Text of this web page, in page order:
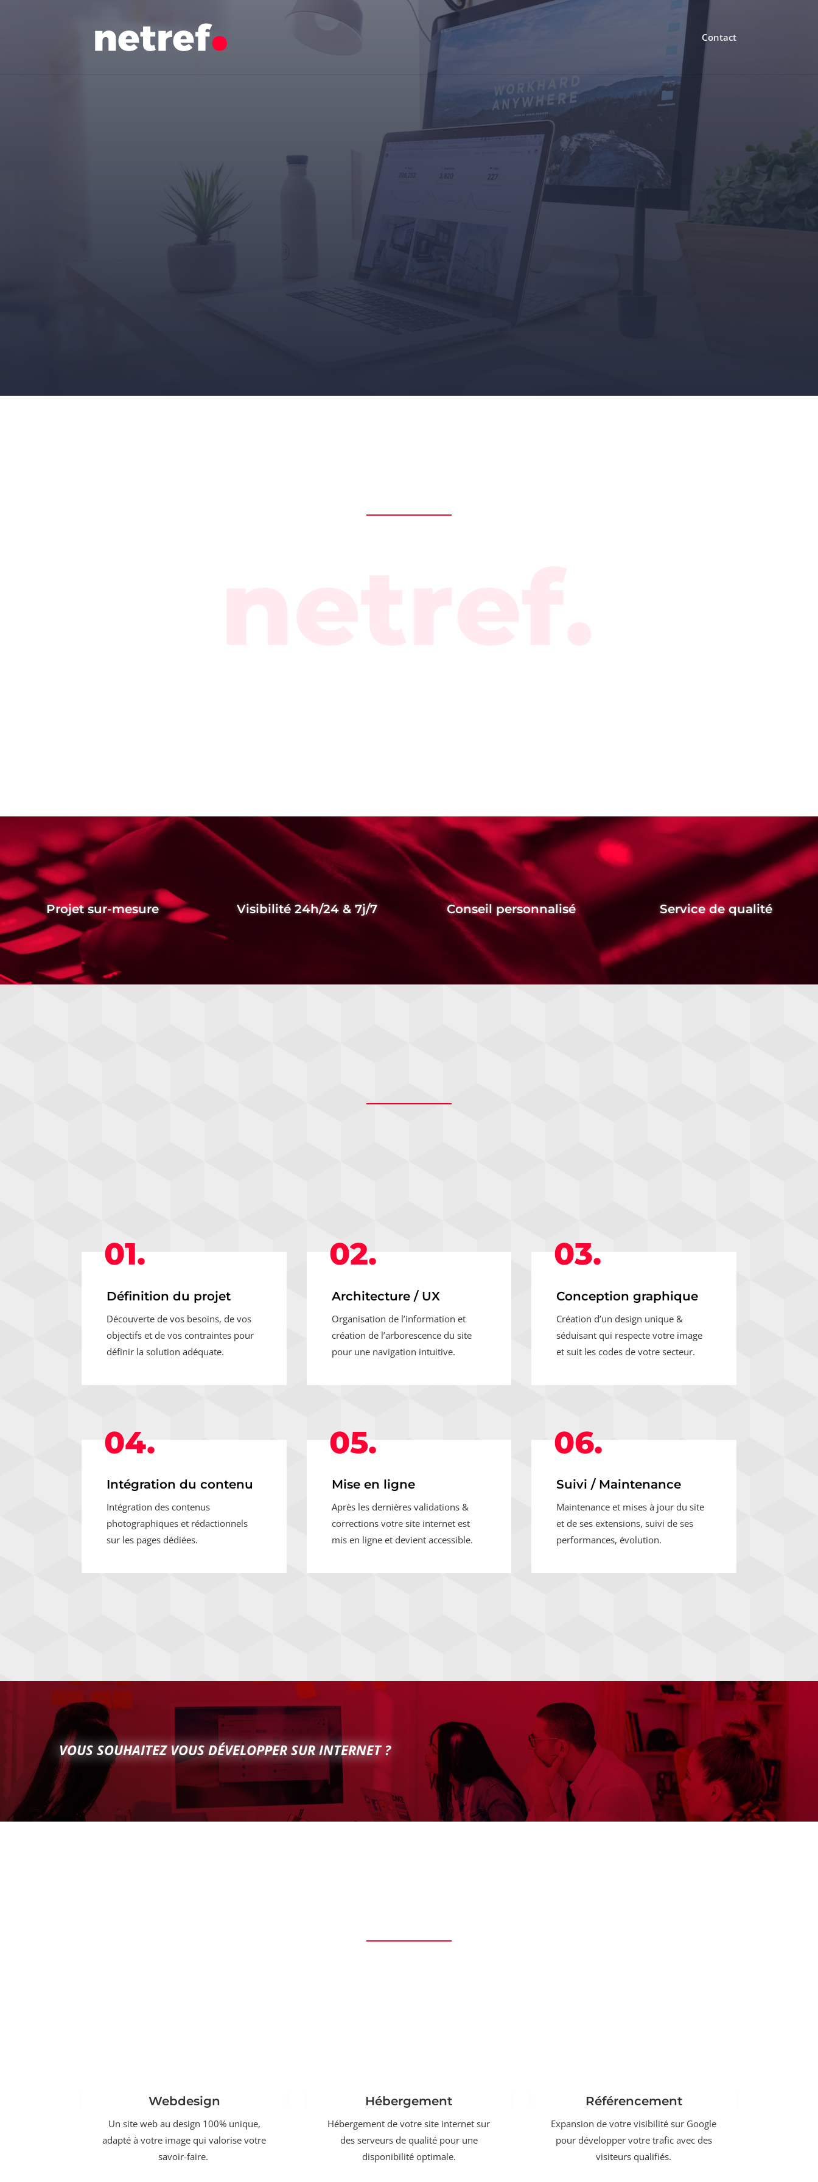
Contact
Projet sur-mesure Visibilité 24h/24 & 7j/7 Conseil personnalisé Service de qualité
01.
Définition du projet
Découverte de vos besoins, de vos
objectifs et de vos contraintes pour
définir la solution adéquate.
02.
Architecture / UX
Organisation de l’information et
création de l’arborescence du site
pour une navigation intuitive.
03.
Conception graphique
Création d’un design unique &
séduisant qui respecte votre image
et suit les codes de votre secteur.
04.
Intégration du contenu
Intégration des contenus
photographiques et rédactionnels
sur les pages dédiées.
05.
Mise en ligne
Après les dernières validations &
corrections votre site internet est
mis en ligne et devient accessible.
06.
Suivi / Maintenance
Maintenance et mises à jour du site
et de ses extensions, suivi de ses
performances, évolution.
VOUS SOUHAITEZ VOUS DÉVELOPPER SUR INTERNET ?
Webdesign
Un site web au design 100% unique,
adapté à votre image qui valorise votre
savoir-faire.
Hébergement
Hébergement de votre site internet sur
des serveurs de qualité pour une
disponibilité optimale.
Référencement
Expansion de votre visibilité sur Google
pour développer votre trafic avec des
visiteurs qualifiés.